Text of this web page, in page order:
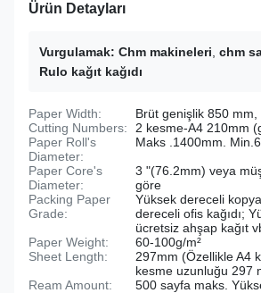
Ürün Detayları
Vurgulamak: Chm makineleri chm
Rulo kağıt kağıdı
Paper Width:
Brüt genişlik 850
Cutting Numbers:
2 kesme-A4 210mm
Paper Roll's
Diameter:
Maks .1400mm.
Paper Core's
Diameter:
3 "(76.2mm) veya
göre
Packing Paper
Grade:
Yüksek dereceli
dereceli ofis kağıdı;
ücretsiz ahşap kağıt
Paper Weight:
60-100g/m²
Sheet Length:
297mm (Özellikle A4
kesme uzunluğu 297
Ream Amount:
500 sayfa maks.